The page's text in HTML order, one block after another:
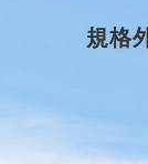
規格